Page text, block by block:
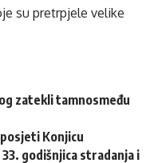
su pretrpjele velike
zatekli tamnosmeđu
Konjicu
godišnjica stradanja i